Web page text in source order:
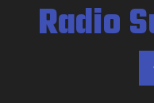
Radio